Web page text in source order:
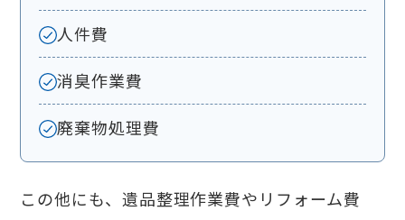
人件費
消臭作業費
廃棄物処理費
この他にも、遺品整理作業費やリフォーム費